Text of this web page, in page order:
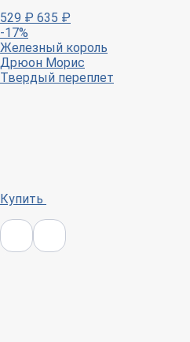
529 ₽ 635 ₽
-17%
Железный король
Дрюон Морис
Твердый переплет
Купить